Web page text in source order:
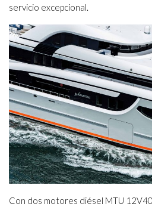
servicio excepcional.
Con dos motores diésel MTU